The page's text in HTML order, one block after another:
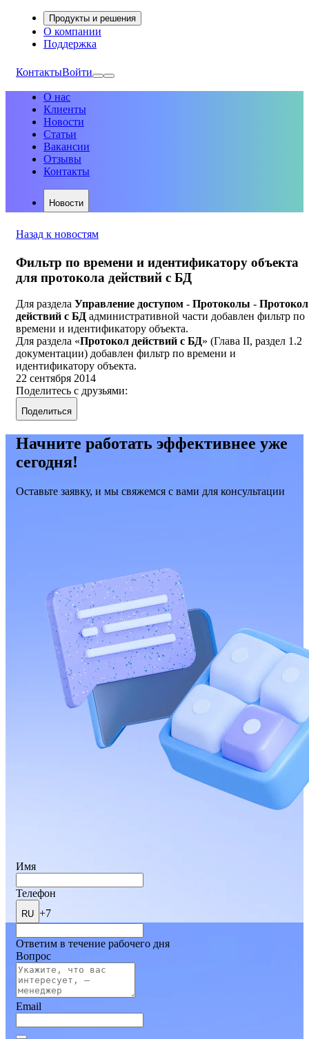
Продукты и решения
О компании
Поддержка
КонтактыВойти
О нас
Клиенты
Новости
Статьи
Вакансии
Отзывы
Контакты
Новости
Назад к новостям
Фильтр по времени и идентификатору объекта
для протокола действий с БД
Для раздела Управление доступом - Протоколы - Протокол
действий с БД административной части добавлен фильтр по
времени и идентификатору объекта.
Для раздела «Протокол действий с БД» (Глава II, раздел 1.2
документации) добавлен фильтр по времени и
идентификатору объекта.
22 сентября 2014
Поделитесь с друзьями:
Поделиться
Начните работать эффективнее уже
сегодня!
Оставьте заявку, и мы свяжемся с вами для консультации
Имя
Телефон
RU +7
Ответим в течение рабочего дня
Вопрос
Email